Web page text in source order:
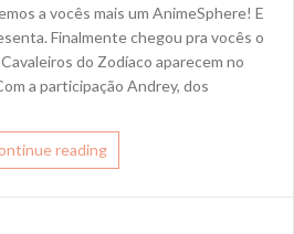
a vocês mais um AnimeSphere! E
Finalmente chegou pra vocês o
do Zodíaco aparecem no
a participação Andrey, dos
reading